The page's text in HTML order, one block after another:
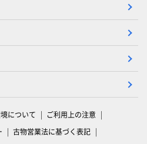
について
ご利用上の注意
古物営業法に基づく表記